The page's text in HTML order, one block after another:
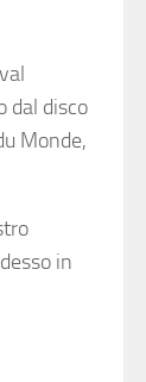
dal disco
Monde,
in